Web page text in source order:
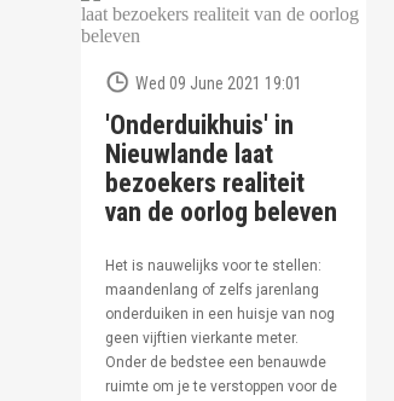
Wed 09 June 2021 19:01
'Onderduikhuis' in
Nieuwlande laat
bezoekers realiteit
van de oorlog beleven
Het is nauwelijks voor te stellen:
maandenlang of zelfs jarenlang
onderduiken in een huisje van nog
geen vijftien vierkante meter.
Onder de bedstee een benauwde
ruimte om je te verstoppen voor de